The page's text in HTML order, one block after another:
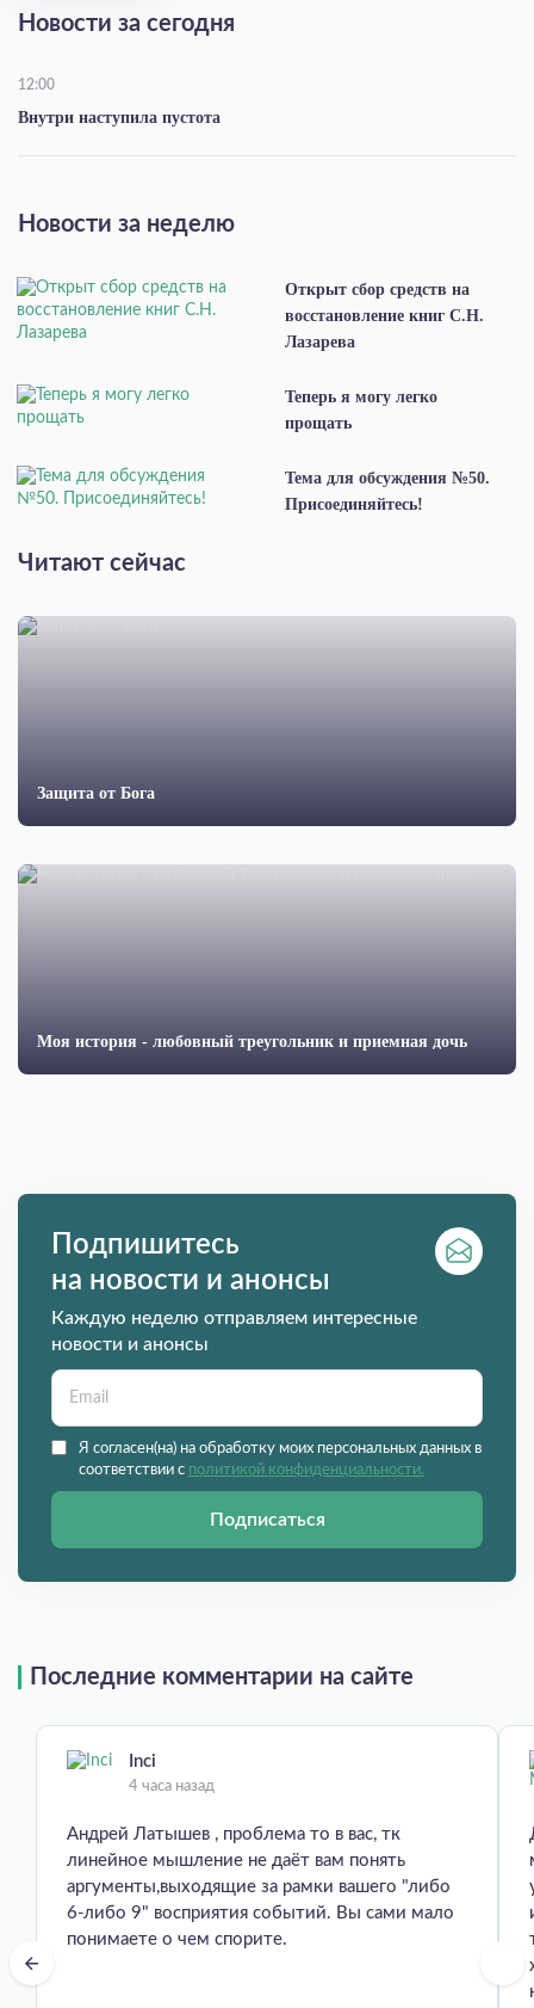
Новости за сегодня
12:00
Внутри наступила пустота
Новости за неделю
Открыт сбор средств на
восстановление книг С.Н.
Лазарева
Теперь я могу легко
прощать
Тема для обсуждения №50.
Присоединяйтесь!
Читают сейчас
Защита от Бога
Моя история - любовный треугольник и приемная дочь
Подпишитесь
на новости и анонсы
Каждую неделю отправляем интересные
новости и анонсы
Я согласен(на) на обработку моих персональных данных в
соответствии с политикой конфиденциальности.
Подписаться
Последние комментарии на сайте
Inci
4 часа назад
Андрей Латышев , проблема то в вас, тк
линейное мышление не даёт вам понять
аргументы,выходящие за рамки вашего "либо
6-либо 9" восприятия событий. Вы сами мало
понимаете о чем спорите.